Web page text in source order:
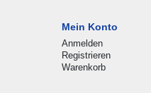
Mein Konto
Anmelden
Registrieren
Warenkorb